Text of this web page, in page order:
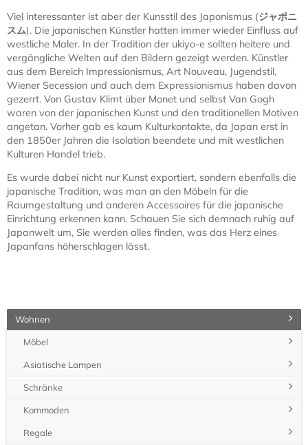
Viel interessanter ist aber der Kunsstil des Japonismus (ジャポニ
スム). Die japanischen Künstler hatten immer wieder Einfluss auf
westliche Maler. In der Tradition der ukiyo-e sollten heitere und
vergängliche Welten auf den Bildern gezeigt werden. Künstler
aus dem Bereich Impressionismus, Art Nouveau, Jugendstil,
Wiener Secession und auch dem Expressionismus haben davon
gezerrt. Von Gustav Klimt über Monet und selbst Van Gogh
waren von der japanischen Kunst und den traditionellen Motiven
angetan. Vorher gab es kaum Kulturkontakte, da Japan erst in
den 1850er Jahren die Isolation beendete und mit westlichen
Kulturen Handel trieb.
Es wurde dabei nicht nur Kunst exportiert, sondern ebenfalls die
japanische Tradition, was man an den Möbeln für die
Raumgestaltung und anderen Accessoires für die japanische
Einrichtung erkennen kann. Schauen Sie sich demnach ruhig auf
Japanwelt um, Sie werden alles finden, was das Herz eines
Japanfans höherschlagen lässt.
Wohnen
Möbel
Asiatische Lampen
Schränke
Kommoden
Regale